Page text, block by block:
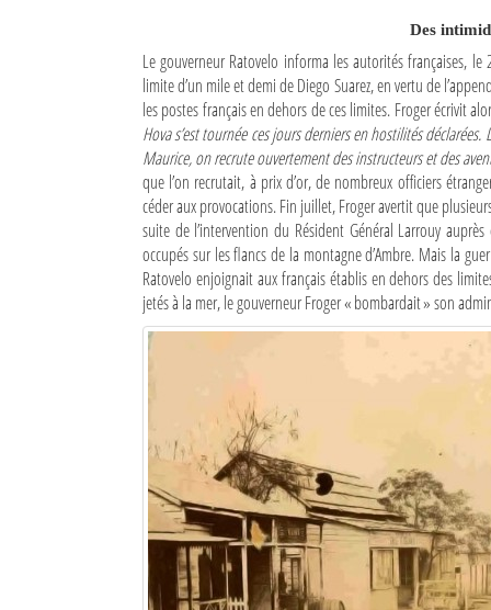
L'actualité du tourisme
Sites touristiques
Diego Suarez Pratique
Les Petites Annonces
La Tribune de Diego en PDF
Des
Le gouverneur Ratovelo informa les autorités françaises,
limite d’un mile et demi de Diego Suarez, en vertu de
les postes français en dehors de ces limites. Froger écrivit
Hova s’est tournée ces jours derniers en hostilités
Maurice, on recrute ouvertement des instructeurs et des
que l’on recrutait, à prix d’or, de nombreux officiers
céder aux provocations. Fin juillet, Froger avertit que
suite de l’intervention du Résident Général Larrouy
occupés sur les flancs de la montagne d’Ambre. Mais la
Ratovelo enjoignait aux français établis en dehors des
jetés à la mer, le gouverneur Froger « bombardait » son